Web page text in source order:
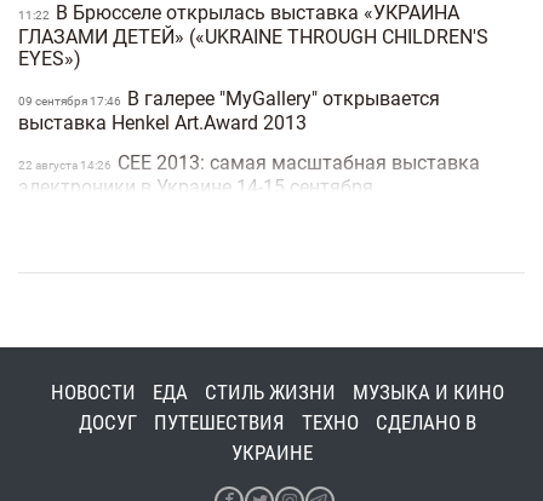
11:22
В Брюсселе открылась выставка «УКРАИНА
ГЛАЗАМИ ДЕТЕЙ» («UKRAINE THROUGH CHILDREN'S
EYES»)
09 сентября 17:46
В галерее "MyGallery" открывается
выставка Henkel Art.Award 2013
22 августа 14:26
CEE 2013: самая масштабная выставка
электроники в Украине 14-15 сентября
співзасновником ар'єргардизму
незаурядной личностью, человеком-легендой, Ильей
Стронговским
Stare Misto: в центре Киева появилось самое
большое в Украине трехмерное настенное граффити
НОВОСТИ ЕДА СТИЛЬ ЖИЗНИ
МУЗЫКА И КИНО
ДОСУГ
ПУТЕШЕСТВИЯ ТЕХНО
СДЕЛАНО В
УКРАИНЕ